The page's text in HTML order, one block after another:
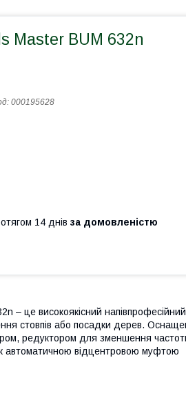
Master BUM 632n
000195628
14 днів за домовленістю
– це високоякісний напівпрофесійний
стовпів або посадки дерев.
редуктором для зменшення
автоматичною відцентровою муфтою